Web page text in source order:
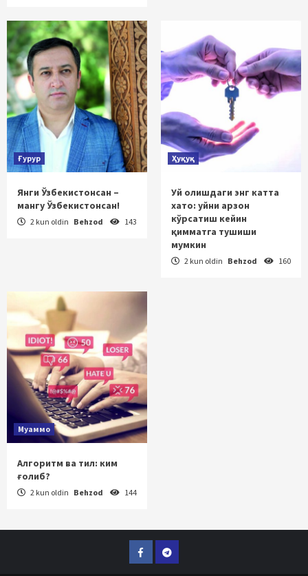
Ғурур
Янги Ўзбекистонсан –
мангу Ўзбекистонсан!
2 kun oldin Behzod 143
Ҳуқуқ
Уй олишдаги энг катта
хато: уйни арзон
кўрсатиш кейин
қимматга тушиши
мумкин
2 kun oldin Behzod 160
Муаммо
Алгоритм ва тил: ким
ғолиб?
2 kun oldin Behzod 144
FacebookTelegram